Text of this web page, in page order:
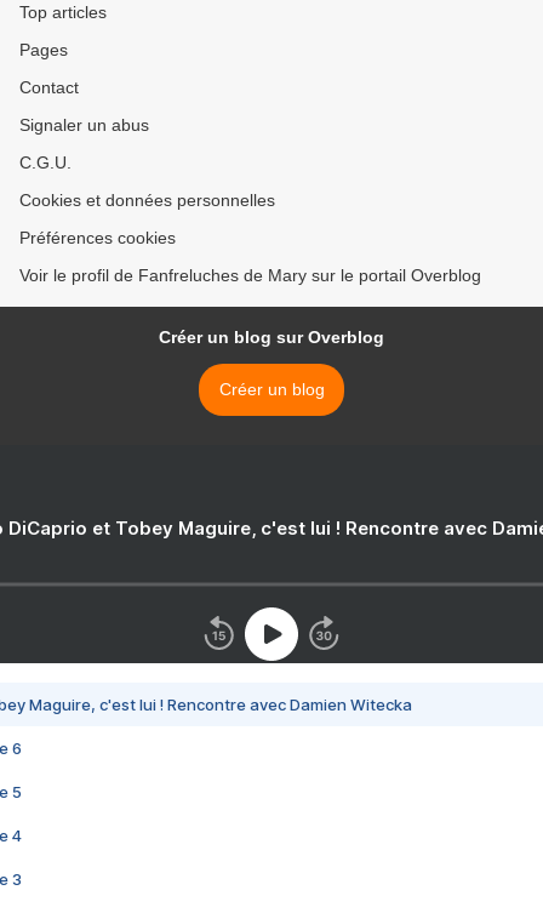
Top articles
Pages
Contact
Signaler un abus
C.G.U.
Cookies et données personnelles
Préférences cookies
Voir le profil de Fanfreluches de Mary sur le portail Overblog
Créer un blog sur Overblog
Créer un blog
DiCaprio et Tobey Maguire, c'est lui ! Rencontre avec
Maguire, c'est lui ! Rencontre avec Damien Witecka
6
5
4
3